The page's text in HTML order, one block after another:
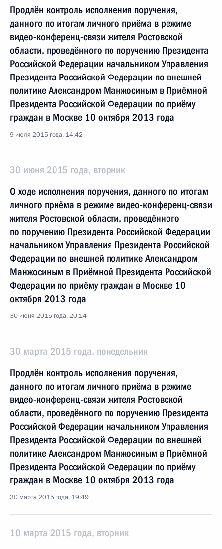
Продлён контроль исполнения поручения,
данного по итогам личного приёма в режиме
видео-конференц-связи жителя Ростовской
области, проведённого по поручению Президента
Российской Федерации начальником Управления
Президента Российской Федерации по внешней
политике Александром Манжосиным в Приёмной
Президента Российской Федерации по приёму
граждан в Москве 10 октября 2013 года
9 июля 2015 года, 14:42
30 июня 2015 года, вторник
О ходе исполнения поручения, данного по итогам
личного приёма в режиме видео-конференц-связи
жителя Ростовской области, проведённого
по поручению Президента Российской Федерации
начальником Управления Президента Российской
Федерации по внешней политике Александром
Манжосиным в Приёмной Президента Российской
Федерации по приёму граждан в Москве 10
октября 2013 года
30 июня 2015 года, 20:14
30 марта 2015 года, понедельник
Продлён контроль исполнения поручения,
данного по итогам личного приёма в режиме
видео-конференц-связи жителя Ростовской
области, проведённого по поручению Президента
Российской Федерации начальником Управления
Президента Российской Федерации по внешней
политике Александром Манжосиным в Приёмной
Президента Российской Федерации по приёму
граждан в Москве 10 октября 2013 года
30 марта 2015 года, 19:49
10 марта 2015 года, вторник